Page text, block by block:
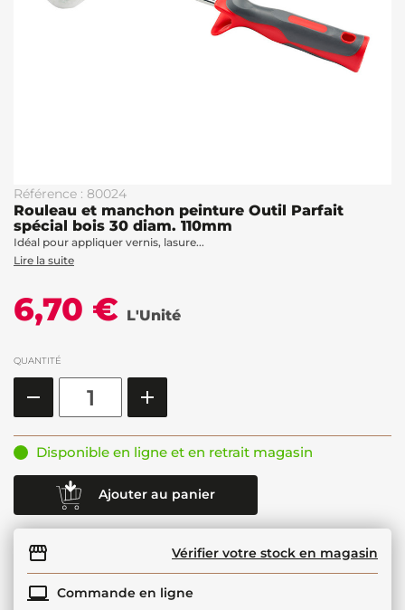
Référence : 80024
Rouleau et manchon peinture Outil Parfait
spécial bois 30 diam. 110mm
Idéal pour appliquer vernis, lasure...
Lire la suite
6,70 € L'Unité
QUANTITÉ
Disponible en ligne et en retrait magasin
Ajouter au panier
Vérifier votre stock en magasin
Commande en ligne